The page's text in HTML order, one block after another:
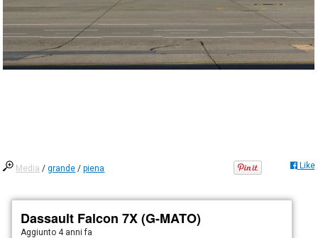
Media /grande /piena Like
Dassault Falcon 7X (G-MATO)
Aggiunto 4 anni fa